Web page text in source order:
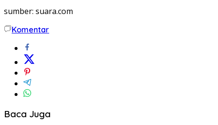
sumber: suara.com
Komentar
Baca Juga